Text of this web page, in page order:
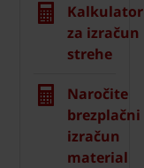
Kalkulator
za izračun
strehe
Naročite
brezplačni
izračun
material